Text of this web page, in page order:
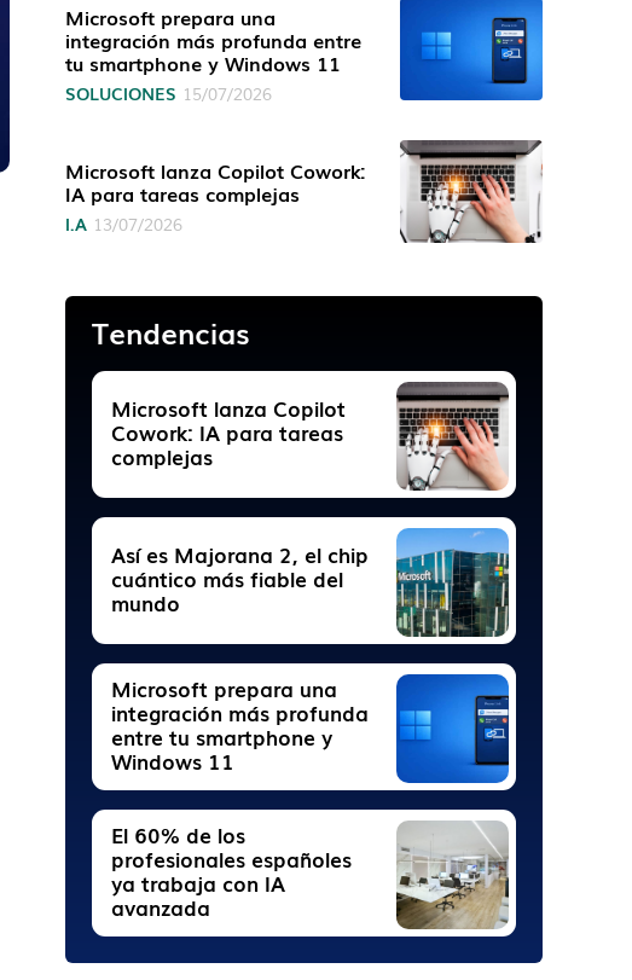
Microsoft prepara una
integración más profunda entre
tu smartphone y Windows 11
SOLUCIONES 15/07/2026
Microsoft lanza Copilot Cowork:
IA para tareas complejas
I.A 13/07/2026
Tendencias
Microsoft lanza Copilot
Cowork: IA para tareas
complejas
Así es Majorana 2, el chip
cuántico más fiable del
mundo
Microsoft prepara una
integración más profunda
entre tu smartphone y
Windows 11
El 60% de los
profesionales españoles
ya trabaja con IA
avanzada